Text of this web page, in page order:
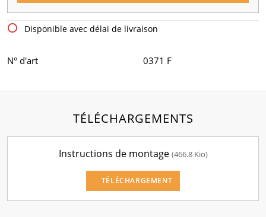
Disponible avec délai de livraison
N° d'art 0371 F
TÉLÉCHARGEMENTS
Instructions de montage (466.8 Kio)
TÉLÉCHARGEMENT